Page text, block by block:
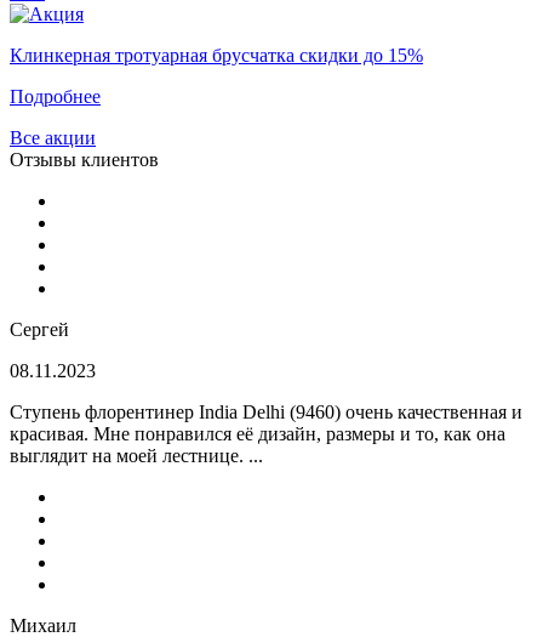
Клинкерная тротуарная брусчатка скидки до 15%
Подробнее
Все акции
Отзывы клиентов
Сергей
08.11.2023
Ступень флорентинер India Delhi (9460) очень качественная и
красивая. Мне понравился её дизайн, размеры и то, как она
выглядит на моей лестнице. ...
Михаил